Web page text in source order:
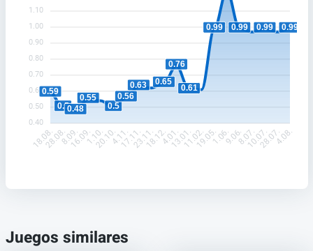
1.10
1.00
0.90
0.80
0.70
0.60
0.50
0.40
0.59
0.50.48
0.55
0.5
0.56
0.63 0.65
0.76
0.61
0.99 0.99 0.99 0.99
18.08.28.08.8.09.16.09.1.10.20.10.4.11.17.11.23.11.18.12.4.01.13.01.11.02.19.05.1.06.9.06.8.07.10.07.28.07.4.08.
Juegos similares